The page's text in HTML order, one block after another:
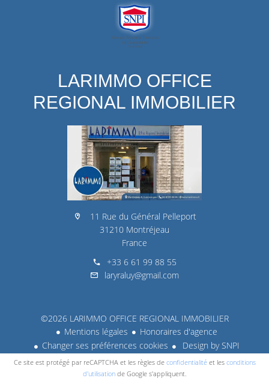
LARIMMO OFFICE
REGIONAL IMMOBILIER
11 Rue du Général Pelleport
31210 Montréjeau
France
+33 6 61 99 88 55
laryraluy@gmail.com
©2026 LARIMMO OFFICE REGIONAL IMMOBILIER
Mentions légales
Honoraires d'agence
Changer ses préférences cookies
Design bySNPI
Ce site est protégé par reCAPTCHA et les règles de confidentialitéet les conditions
d'utilisationde Google s'appliquent.